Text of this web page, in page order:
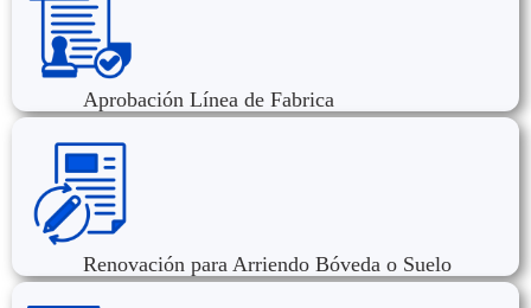
Aprobación Línea de Fabrica
Renovación para Arriendo Bóveda o Suelo